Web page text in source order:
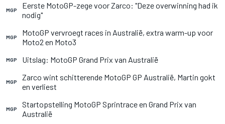
MGP
Eerste MotoGP-zege voor Zarco: "Deze overwinning had ik
nodig"
MGP
MotoGP vervroegt races in Australië, extra warm-up voor
Moto2 en Moto3
MGP Uitslag: MotoGP Grand Prix van Australië
MGP
Zarco wint schitterende MotoGP GP Australië, Martin gokt
en verliest
MGP
Startopstelling MotoGP Sprintrace en Grand Prix van
Australië